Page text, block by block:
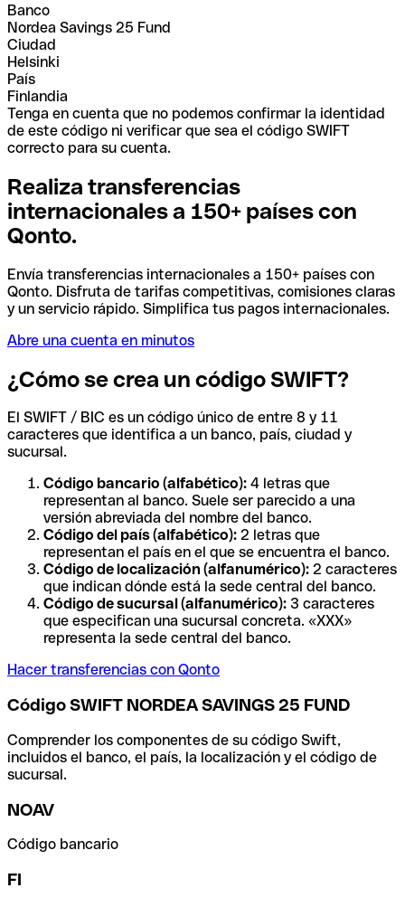
Banco
Nordea Savings 25 Fund
Ciudad
Helsinki
País
Finlandia
Tenga en cuenta que no podemos confirmar la identidad
de este código ni verificar que sea el código SWIFT
correcto para su cuenta.
Realiza transferencias
internacionales a 150+ países con
Qonto.
Envía transferencias internacionales a 150+ países con
Qonto. Disfruta de tarifas competitivas, comisiones claras
y un servicio rápido. Simplifica tus pagos internacionales.
Abre una cuenta en minutos
¿Cómo se crea un código SWIFT?
El SWIFT / BIC es un código único de entre 8 y 11
caracteres que identifica a un banco, país, ciudad y
sucursal.
Código bancario (alfabético): 4 letras que
representan al banco. Suele ser parecido a una
versión abreviada del nombre del banco.
Código del país (alfabético): 2 letras que
representan el país en el que se encuentra el banco.
Código de localización (alfanumérico): 2 caracteres
que indican dónde está la sede central del banco.
Código de sucursal (alfanumérico): 3 caracteres
que especifican una sucursal concreta. «XXX»
representa la sede central del banco.
Hacer transferencias con Qonto
Código SWIFT NORDEA SAVINGS 25 FUND
Comprender los componentes de su código Swift,
incluidos el banco, el país, la localización y el código de
sucursal.
NOAV
Código bancario
FI